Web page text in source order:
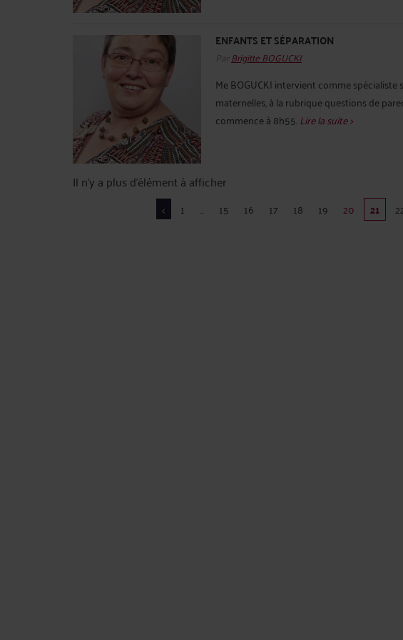
ENFANTS ET SÉPARATION
Par Brigitte BOGUCKI
Me BOGUCKI intervient comme spécialiste
maternelles, à la rubrique questions de
commence à 8h55.Lire la suite >
Il n'y a plus d'élément à afficher
< 1 ... 15 16 17 18 19 20 21